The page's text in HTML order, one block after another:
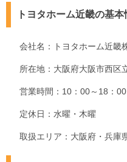
トヨタホーム近畿の基本
会社名：トヨタホーム近畿
所在地：大阪府大阪市西
営業時間：10：00～18：00
定休日：水曜・木曜
取扱エリア：大阪府・兵庫